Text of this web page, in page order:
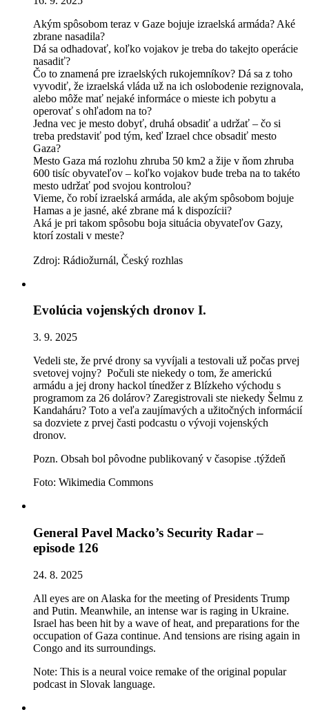
Akým spôsobom teraz v Gaze bojuje izraelská armáda? Aké
zbrane nasadila?
Dá sa odhadovať, koľko vojakov je treba do takejto operácie
nasadiť?
Čo to znamená pre izraelských rukojemníkov? Dá sa z toho
vyvodiť, že izraelská vláda už na ich oslobodenie rezignovala,
alebo môže mať nejaké informáce o mieste ich pobytu a
operovať s ohľadom na to?
Jedna vec je mesto dobyť, druhá obsadiť a udržať – čo si
treba predstaviť pod tým, keď Izrael chce obsadiť mesto
Gaza?
Mesto Gaza má rozlohu zhruba 50 km2 a žije v ňom zhruba
600 tisíc obyvateľov – koľko vojakov bude treba na to takéto
mesto udržať pod svojou kontrolou?
Vieme, čo robí izraelská armáda, ale akým spôsobom bojuje
Hamas a je jasné, aké zbrane má k dispozícii?
Aká je pri takom spôsobu boja situácia obyvateľov Gazy,
ktorí zostali v meste?
Zdroj: Rádiožurnál, Český rozhlas
Evolúcia vojenských dronov I.
3. 9. 2025
Vedeli ste, že prvé drony sa vyvíjali a testovali už počas prvej
svetovej vojny? Počuli ste niekedy o tom, že americkú
armádu a jej drony hackol tínedžer z Blízkeho východu s
programom za 26 dolárov? Zaregistrovali ste niekedy Šelmu z
Kandaháru? Toto a veľa zaujímavých a užitočných informácií
sa dozviete z prvej časti podcastu o vývoji vojenských
dronov.
Pozn. Obsah bol pôvodne publikovaný v časopise .týždeň
Foto: Wikimedia Commons
General Pavel Macko’s Security Radar –
episode 126
24. 8. 2025
All eyes are on Alaska for the meeting of Presidents Trump
and Putin. Meanwhile, an intense war is raging in Ukraine.
Israel has been hit by a wave of heat, and preparations for the
occupation of Gaza continue. And tensions are rising again in
Congo and its surroundings.
Note: This is a neural voice remake of the original popular
podcast in Slovak language.